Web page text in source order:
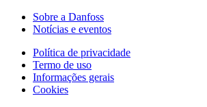
Sobre a Danfoss
Notícias e eventos
Política de privacidade
Termo de uso
Informações gerais
Cookies